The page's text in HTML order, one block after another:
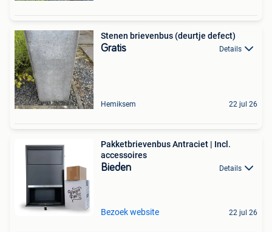
Stenen brievenbus (deurtje defect)
Gratis Details
Hemiksem 22 jul 26
Pakketbrievenbus Antraciet | Incl.
accessoires
Bieden Details
Bezoek website 22 jul 26